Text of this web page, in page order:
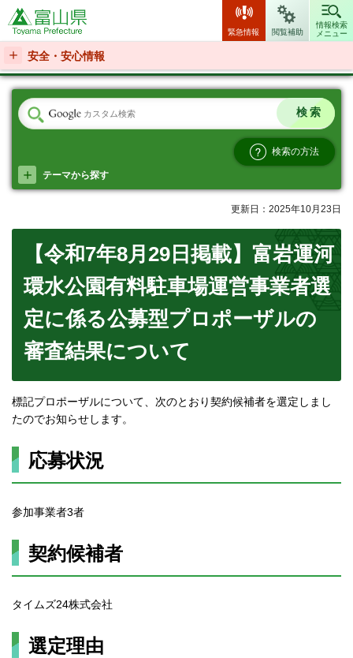
富山県
緊急情報 閲覧補助
情報検索
メニュー
安全・安心情報
検索の方法
テーマから探す
更新日：2025年10月23日
【令和7年8月29日掲載】富岩運河
環水公園有料駐車場運営事業者選
定に係る公募型プロポーザルの
審査結果について
標記プロポーザルについて、次のとおり契約候補者を選定しまし
たのでお知らせします。
応募状況
参加事業者3者
契約候補者
タイムズ24株式会社
選定理由